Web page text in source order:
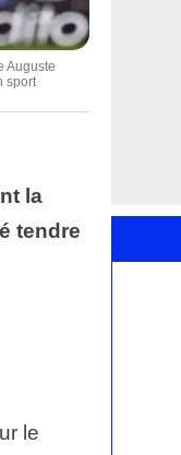
Auguste
sport
la
tendre
le